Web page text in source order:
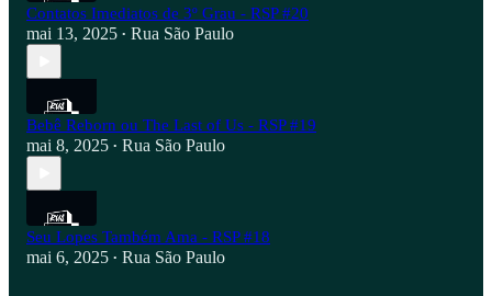
Contatos Imediatos de 3º Grau - RSP #20
mai 13, 2025 • Rua São Paulo
Bebê Reborn ou The Last of Us - RSP #19
mai 8, 2025 • Rua São Paulo
Seu Lopes Também Ama - RSP #18
mai 6, 2025 • Rua São Paulo